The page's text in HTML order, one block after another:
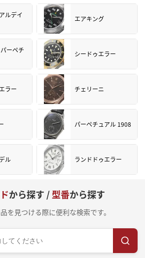
ルデイ
エアキング
ーペチ
シードゥエラー
ラー チェリーニ
パーペチュアル 1908
ル ランドドゥエラー
から探す /型番から探す
を見つける際に便利な検索です。